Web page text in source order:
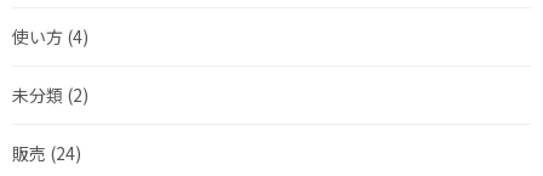
使い方 (4)
未分類 (2)
販売 (24)